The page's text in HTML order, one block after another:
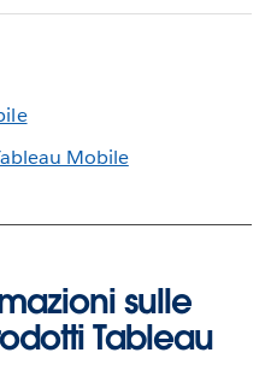
Mobile
sulle
Tableau